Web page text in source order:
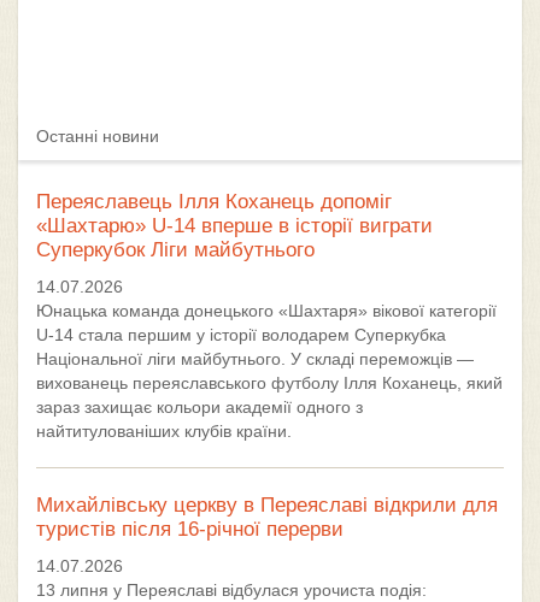
Останні новини
Переяславець Ілля Коханець допоміг
«Шахтарю» U-14 вперше в історії виграти
Суперкубок Ліги майбутнього
14.07.2026
Юнацька команда донецького «Шахтаря» вікової категорії
U-14 стала першим у історії володарем Суперкубка
Національної ліги майбутнього. У складі переможців —
вихованець переяславського футболу Ілля Коханець, який
зараз захищає кольори академії одного з
найтитулованіших клубів країни.
Михайлівську церкву в Переяславі відкрили для
туристів після 16-річної перерви
14.07.2026
13 липня у Переяславі відбулася урочиста подія: